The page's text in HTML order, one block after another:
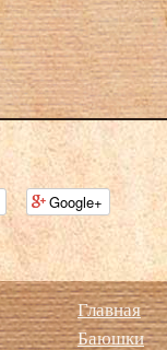
Google+
Главная
Баюшки